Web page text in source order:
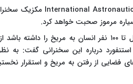
International مکزیک
سیاره مرموز صحبت خواهد کرد.
توضیحات در مورد راکت غول پیکر و فضاپیمایی که قابلیت حمل تا ۱۰۰ نفر انسان به مریخ
درباره این سخنرانی گفت: به
فضایی از رفتن به مریخ و استقرار